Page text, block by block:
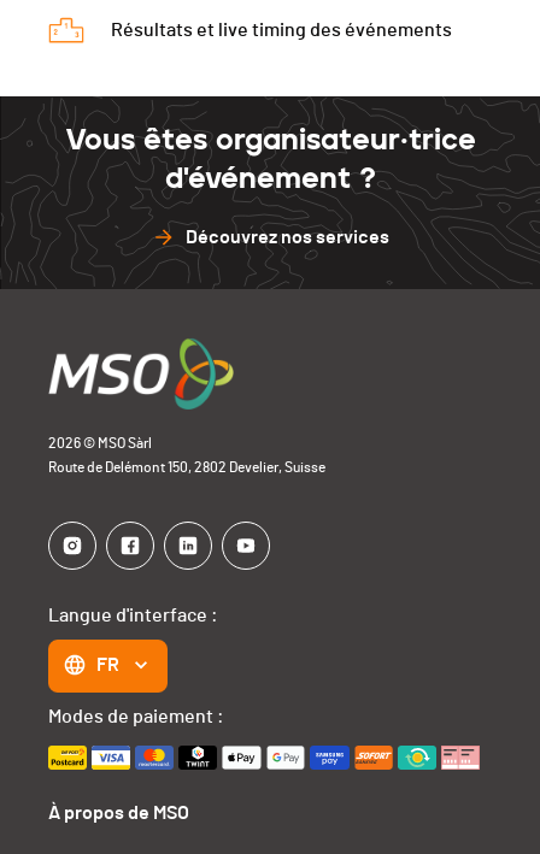
Résultats et live timing des événements
Vous êtes organisateur·trice
d'événement ?
Découvrez nos services
2026 © MSO Sàrl
Route de Delémont 150, 2802 Develier, Suisse
À propos de MSO
Langue d'interface :
FR
Modes de paiement :